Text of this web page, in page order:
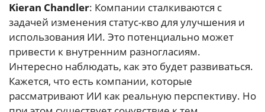
Kieran Chandler: Компании сталкиваются с
задачей изменения статус-кво для улучшения и
использования ИИ. Это потенциально может
привести к внутренним разногласиям.
Интересно наблюдать, как это будет развиваться.
Кажется, что есть компании, которые
рассматривают ИИ как реальную перспективу. Но